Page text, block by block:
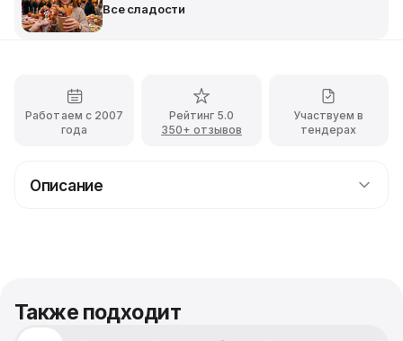
Все сладости
Работаем с 2007
года
Рейтинг 5.0
350+ отзывов
Участвуем в
тендерах
Описание
использованием безопасных технологий
Также подходит